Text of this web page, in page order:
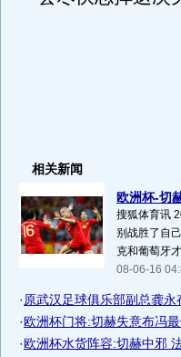
相关新闻
欧洲杯-切
搜狐体育讯
别战胜了自
克和葡萄牙
08-06-16
· 原武汉足球俱乐部副总龚永
·欧洲杯门将:切赫失意布冯
·欧洲杯水货阵容:切赫中邪